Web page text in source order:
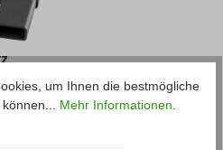
um Ihnen die bestmögliche
Mehr Informationen